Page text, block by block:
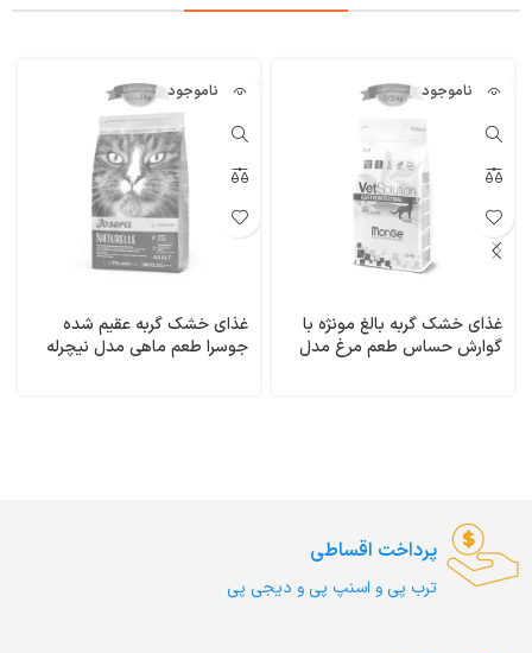
ناموجود
غذای خشک گربه بالغ مونژه با
گوارش حساس طعم مرغ مدل
ناموجود
غذای خشک گربه عقیم شده
جوسرا طعم ماهی مدل نیچرله
پرداخت اقساطی
ترب‌ پی و اسنپ پی و دیجی پی